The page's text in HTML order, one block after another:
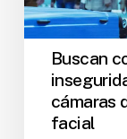
Buscan
cámaras
facial